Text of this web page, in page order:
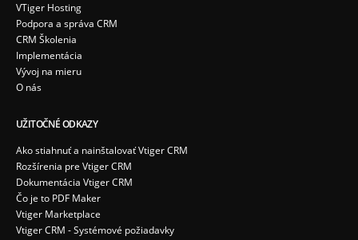
VTiger Hosting
Podpora a správa CRM
CRM Školenia
Implementácia
Vývoj na mieru
O nás
UŽITOČNÉ ODKAZY
Ako stiahnuť a nainštalovať Vtiger CRM
Rozšírenia pre Vtiger CRM
Dokumentácia Vtiger CRM
Čo je to PDF Maker
Vtiger Marketplace
Vtiger CRM - Systémové požiadavky